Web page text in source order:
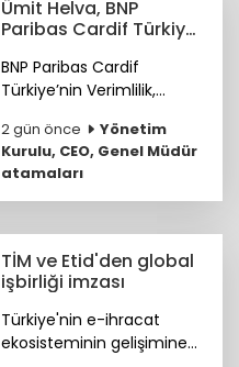
Ümit Helva, BNP
Paribas Cardif Türkiye
BNP Paribas Cardif
Türkiye’nin Verimlilik,
Operasyondan Sorumlu
Genel Müdür Yardımcılığı
görevine Ümit Helva
atandı.
2 gün önce
Yönetim
Kurulu, CEO, Genel Müdür
atamaları
TİM ve Etid'den global
işbirliği imzası
Türkiye'nin e-ihracat
ekosisteminin gelişimine